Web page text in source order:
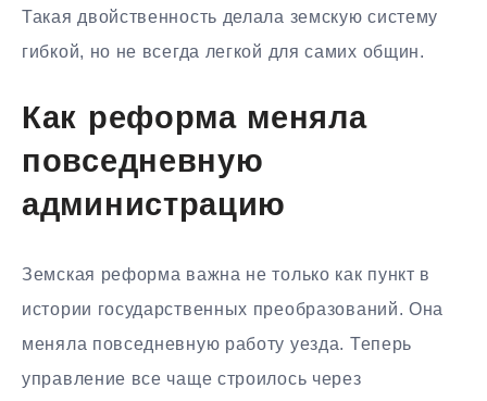
Такая двойственность делала земскую систему
гибкой, но не всегда легкой для самих общин.
Как реформа меняла
повседневную
администрацию
Земская реформа важна не только как пункт в
истории государственных преобразований. Она
меняла повседневную работу уезда. Теперь
управление все чаще строилось через